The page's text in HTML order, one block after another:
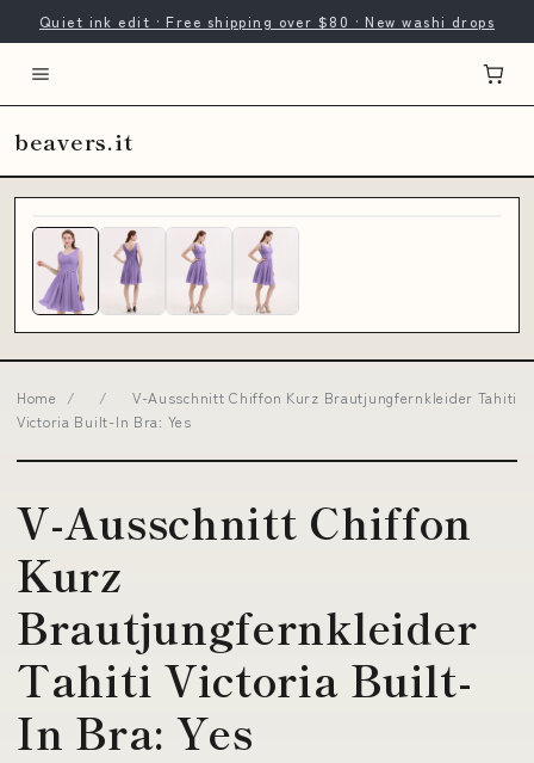
Quiet ink edit · Free shipping over $80 · New washi drops
beavers.it
Home / /
V-Ausschnitt Chiffon Kurz Brautjungfernkleider Tahiti
Victoria Built-In Bra: Yes
V-Ausschnitt Chiffon
Kurz
Brautjungfernkleider
Tahiti Victoria Built-
In Bra: Yes